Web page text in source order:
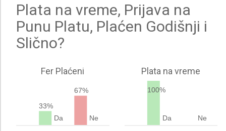
Plata na vreme, Prijava na
Punu Platu, Plaćen Godišnji i
Slično?
Fer Plaćeni
33%
Da
67%
Ne
Plata na vreme
100%
Da Ne